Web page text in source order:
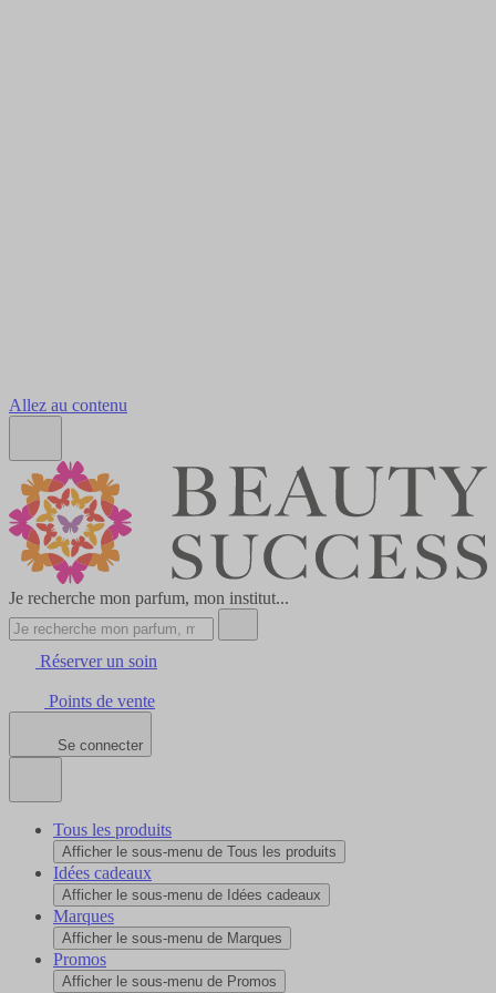
Allez au contenu
Je recherche mon parfum, mon institut...
Réserver un soin
Points de vente
Se connecter
Tous les produits
Afficher le sous-menu de Tous les produits
Idées cadeaux
Afficher le sous-menu de Idées cadeaux
Marques
Afficher le sous-menu de Marques
Promos
Afficher le sous-menu de Promos